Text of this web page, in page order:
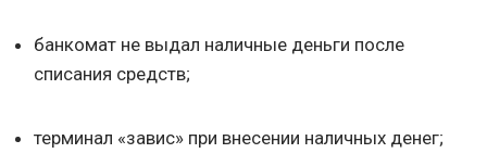
банкомат не выдал наличные деньги после
списания средств;
терминал «завис» при внесении наличных денег;